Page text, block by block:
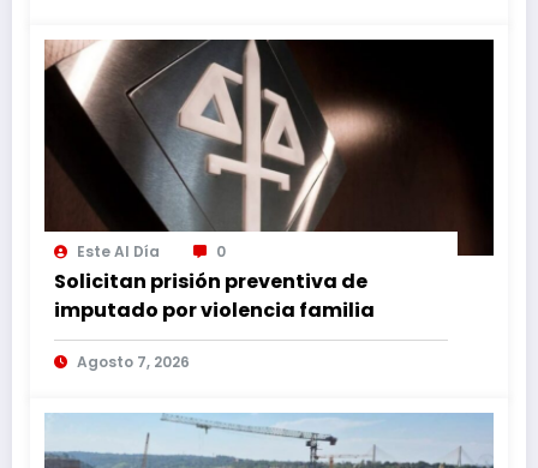
Este Al Día 0
Solicitan prisión preventiva de
imputado por violencia familia
Agosto 7, 2026